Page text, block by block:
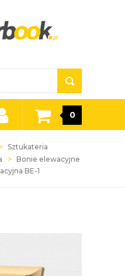
0
Sztukateria
Bonie elewacyjne
BE-1